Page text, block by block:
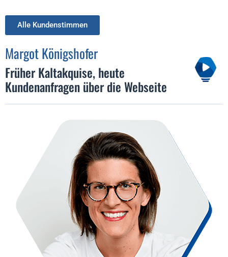
Alle Kundenstimmen
Margot Königshofer
Früher Kaltakquise, heute
Kundenanfragen über die Webseite